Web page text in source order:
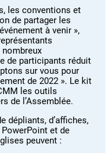
les conventions et
de partager les
à venir »,
nombreux
de participants réduit
sur vous pour
de 2022 ». Le kit
les outils
de l’Assemblée.
dépliants, d’affiches,
et de
peuvent :